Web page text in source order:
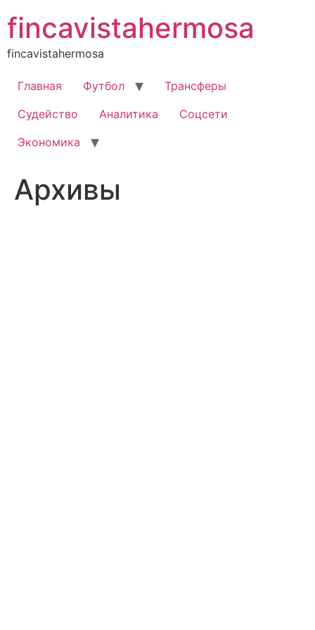
содержимому
fincavistahermosa
fincavistahermosa
Главная Футбол
Трансферы
Судейство
Аналитика
Соцсети
Экономика
Архивы